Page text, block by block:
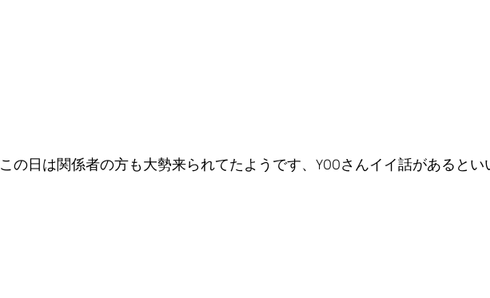
この日は関係者の方も大勢来られてたようです、YOOさんイイ話があると